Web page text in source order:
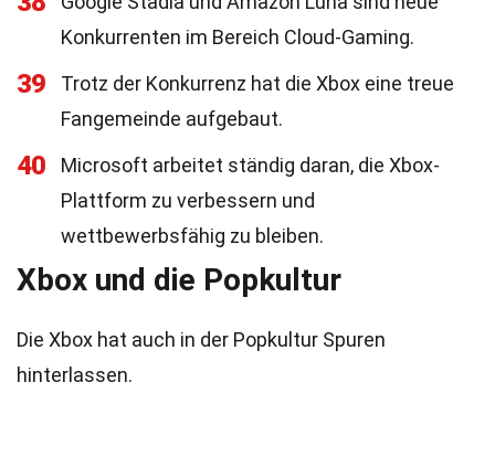
Konkurrenten im Bereich Cloud-Gaming.
39
Trotz der Konkurrenz hat die Xbox eine treue
Fangemeinde aufgebaut.
40
Microsoft arbeitet ständig daran, die Xbox-
Plattform zu verbessern und
wettbewerbsfähig zu bleiben.
Xbox und die Popkultur
Die Xbox hat auch in der Popkultur Spuren
hinterlassen.